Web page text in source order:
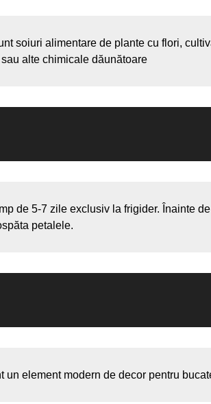
soiuri alimentare de plante cu flori,
alte chimicale dăunătoare
de 5-7 zile exclusiv la frigider. Înainte
petalele.
un element modern de decor pentru